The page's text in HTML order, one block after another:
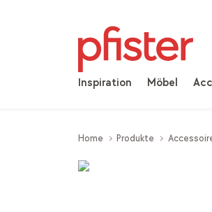
Inspiration Möbel
Home Produkte